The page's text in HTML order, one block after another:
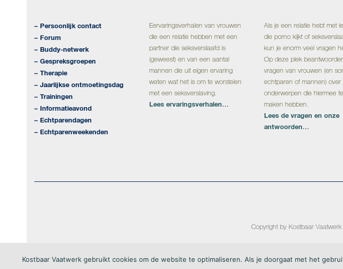
– Persoonlijk contact
– Forum
– Buddy-netwerk
– Gespreksgroepen
– Therapie
– Jaarlijkse ontmoetingsdag
– Trainingen
– Informatieavond
– Echtparendagen
– Echtparenweekenden
Eervaringsverhalen van vrouwen
die een relatie hebben met een
partner die seksverslaafd is
(geweest) en van een aantal
mannen die uit eigen ervaring
weten wat het is om te worstelen
met een seksverslaving.
Lees ervaringsverhalen…
Als je een relatie hebt met
die porno kijkt of
kun je enorm veel vragen
Op deze plek
vragen van vrouwen (en
echtparen of mannen) over
onderwerpen die hiermee te
maken hebben.
Lees de vragen en onze
antwoorden…
Copyright by Kostbaar
Kostbaar Vaatwerk gebruikt cookies om de website te optimaliseren. Als je doorgaat met het